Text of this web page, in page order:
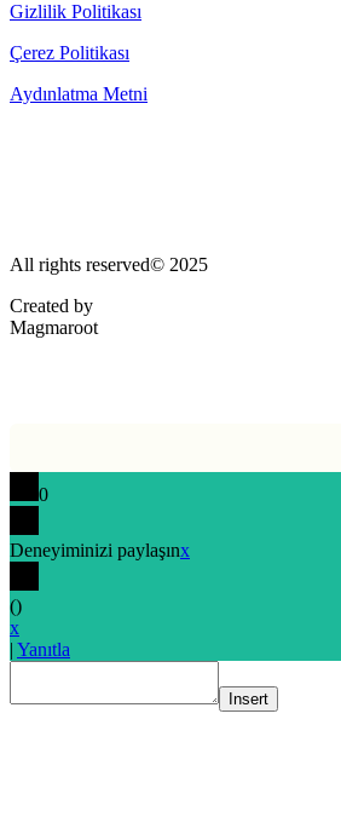
Gizlilik Politikası
Çerez Politikası
Aydınlatma Metni
All rights reserved© 2025
Created by
Magmaroot
0
Deneyiminizi paylaşınx
()
x
| Yanıtla
Insert